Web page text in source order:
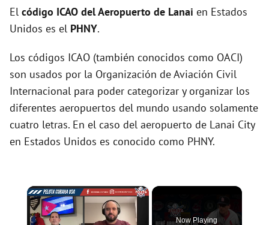
El código ICAO delAeropuerto de Lanai en Estados
Unidos es el PHNY.
Los códigos ICAO (también conocidos como OACI)
son usados por la Organización de Aviación Civil
Internacional para poder categorizar y organizar los
diferentes aeropuertos del mundo usando solamente
cuatro letras. En el caso del aeropuerto de Lanai City
en Estados Unidos es conocido como PHNY.
×
Now Playing